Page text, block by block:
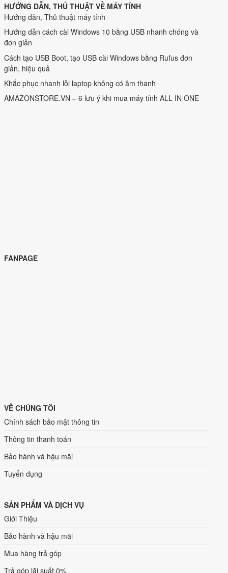
HƯỚNG DẪN, THỦ THUẬT VỀ MÁY TÍNH
Hướng dẫn, Thủ thuật máy tính
Hướng dẫn cách cài Windows 10 bằng USB nhanh chóng và
đơn giản
Cách tạo USB Boot, tạo USB cài Windows bằng Rufus đơn
giản, hiệu quả
Khắc phục nhanh lỗi laptop không có âm thanh
AMAZONSTORE.VN – 6 lưu ý khi mua máy tính ALL IN ONE
FANPAGE
VỀ CHÚNG TÔI
Chính sách bảo mật thông tin
Thông tin thanh toán
Bảo hành và hậu mãi
Tuyển dụng
SẢN PHẨM VÀ DỊCH VỤ
Giới Thiệu
Bảo hành và hậu mãi
Mua hàng trả góp
Trả góp lãi suất 0%